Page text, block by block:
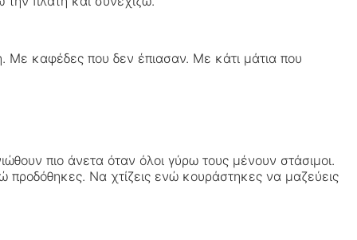
καφέδες που δεν έπιασαν. Με κάτι μάτια που
πιο άνετα όταν όλοι γύρω τους μένουν στάσιμοι.
Να χτίζεις ενώ κουράστηκες να μαζεύεις